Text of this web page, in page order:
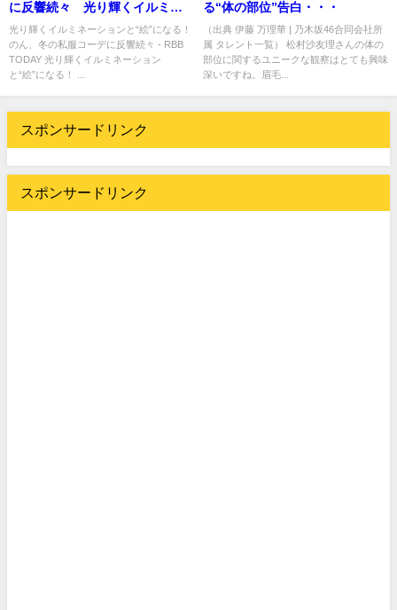
に反響続々 光り輝くイルミネ
ーションと“絵”になる！
光り輝くイルミネーションと“絵”になる！
のん、冬の私服コーデに反響続々 - RBB
TODAY 光り輝くイルミネーション
と“絵”になる！ ...
る“体の部位”告白・・・
（出典 伊藤 万理華 | 乃木坂46合同会社所
属 タレント一覧） 松村沙友理さんの体の
部位に関するユニークな観察はとても興味
深いですね。眉毛...
スポンサードリンク
スポンサードリンク